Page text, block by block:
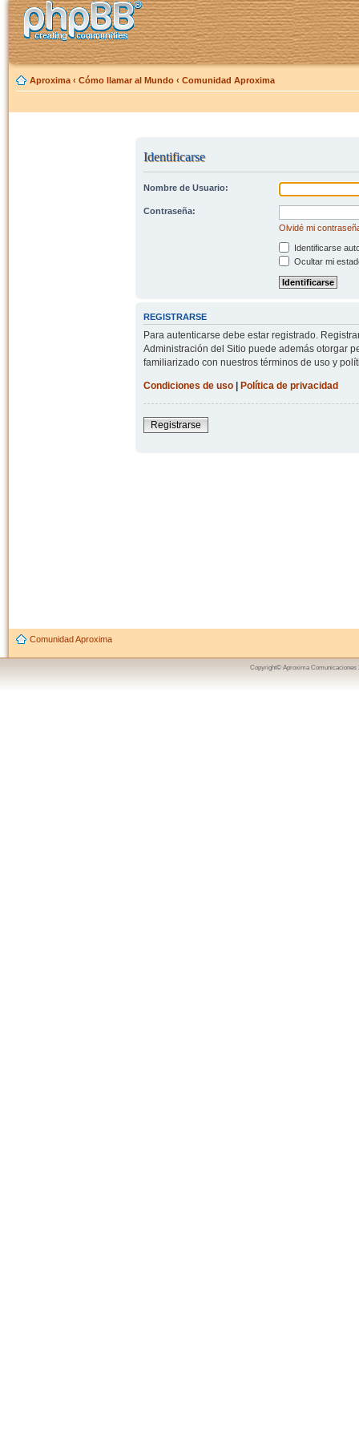
Aproxima ‹ Cómo llamar al Mundo ‹ Comunidad Aproxima
Identificarse
Nombre de Usuario:
Contraseña:
Olvidé mi
Identificarse
Ocultar mi
REGISTRARSE
Para autenticarse debe estar registrado.
Administración del Sitio puede además otorgar
familiarizado con nuestros términos de uso y
Condiciones de uso| Política de privacidad
Registrarse
Comunidad Aproxima
Copyright© Aproxima Comunicaciones